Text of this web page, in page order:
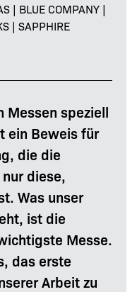
| BLUE COMPANY |
| SAPPHIRE
Messen speziell
ein Beweis für
die die
diese,
Was unser
ist die
Messe.
das erste
Arbeit zu